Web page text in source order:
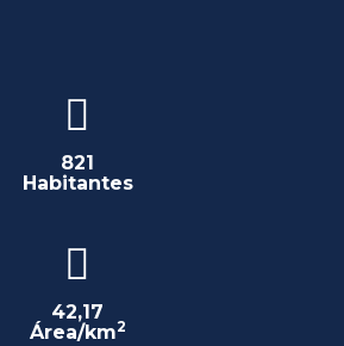
821
Habitantes
42,17
Área/km2